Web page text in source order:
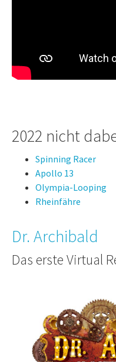
2022 nicht
Spinning Racer
Apollo 13
Olympia-Looping
Rheinfähre
Dr. Archibald
Das erste Virtual